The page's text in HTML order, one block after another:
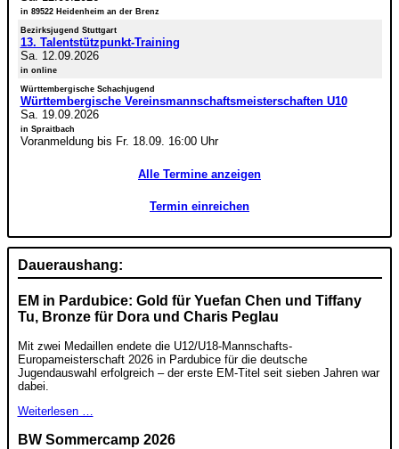
in 89522 Heidenheim an der Brenz
Bezirksjugend Stuttgart
13. Talentstützpunkt-Training
Sa. 12.09.2026
in online
Württembergische Schachjugend
Württembergische Vereinsmannschaftsmeisterschaften U10
Sa. 19.09.2026
in Spraitbach
Voranmeldung bis Fr. 18.09. 16:00 Uhr
Alle Termine anzeigen
Termin einreichen
Daueraushang:
EM in Pardubice: Gold für Yuefan Chen und Tiffany
Tu, Bronze für Dora und Charis Peglau
Mit zwei Medaillen endete die U12/U18-Mannschafts-
Europameisterschaft 2026 in Pardubice für die deutsche
Jugendauswahl erfolgreich – der erste EM-Titel seit sieben Jahren war
dabei.
Weiterlesen …
BW Sommercamp 2026